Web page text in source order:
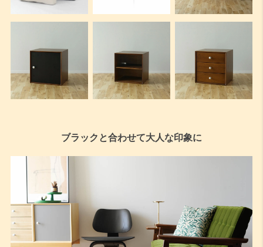
ブラックと合わせて大人な印象に